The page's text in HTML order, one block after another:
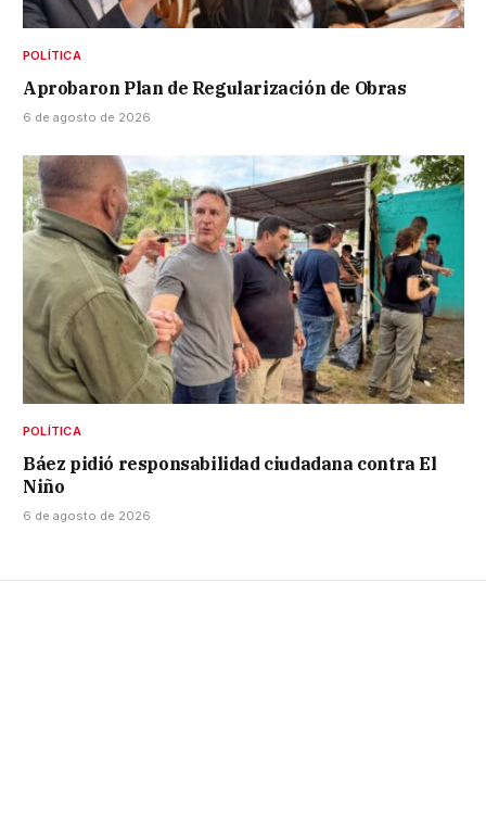
POLÍTICA
Aprobaron Plan de Regularización de Obras
6 de agosto de 2026
POLÍTICA
Báez pidió responsabilidad ciudadana contra El
Niño
6 de agosto de 2026